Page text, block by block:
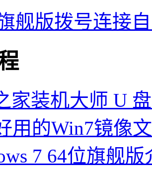
舰版拨号连接
家装机大师 U
用的Win7镜像
7 64位旗舰版